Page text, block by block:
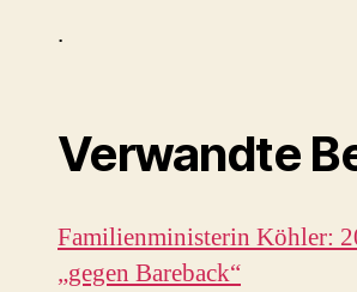
.
Verwandte
Familienministerin Köhler:
„gegen Bareback“